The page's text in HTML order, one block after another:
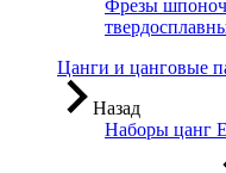
Фрезы
Цанги и цанговые
Назад
Наборы цанг